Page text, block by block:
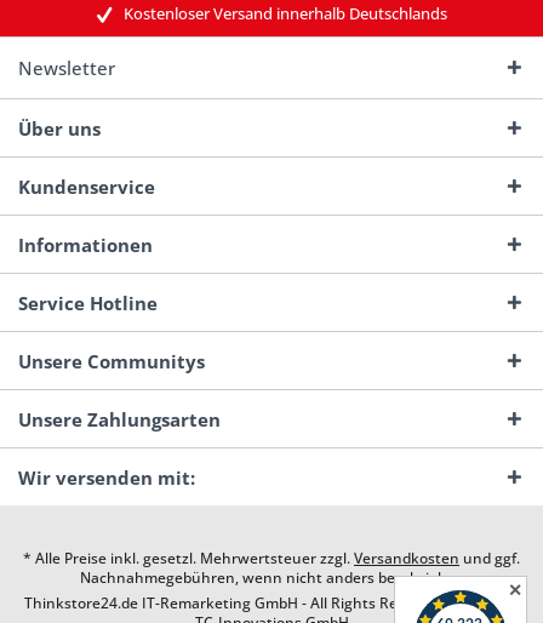
Kostenloser Versand innerhalb Deutschlands
Newsletter
Über uns
Kundenservice
Informationen
Service Hotline
Unsere Communitys
Unsere Zahlungsarten
Wir versenden mit:
* Alle Preise inkl. gesetzl. Mehrwertsteuer zzgl.Versandkosten und ggf.
Nachnahmegebühren, wenn nicht anders beschrieben
Thinkstore24.de IT-Remarketing GmbH - All Rights Reserved. Design by
✕